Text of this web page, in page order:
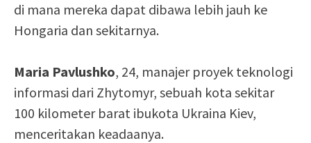
di mana mereka dapat dibawa lebih jauh ke
Hongaria dan sekitarnya.
Maria Pavlushko, 24, manajer proyek teknologi
informasi dari Zhytomyr, sebuah kota sekitar
100 kilometer barat ibukota Ukraina Kiev,
menceritakan keadaanya.